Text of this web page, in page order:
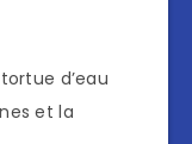
d’eau
et la